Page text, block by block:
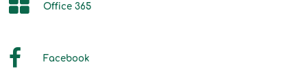
Office 365
Facebook